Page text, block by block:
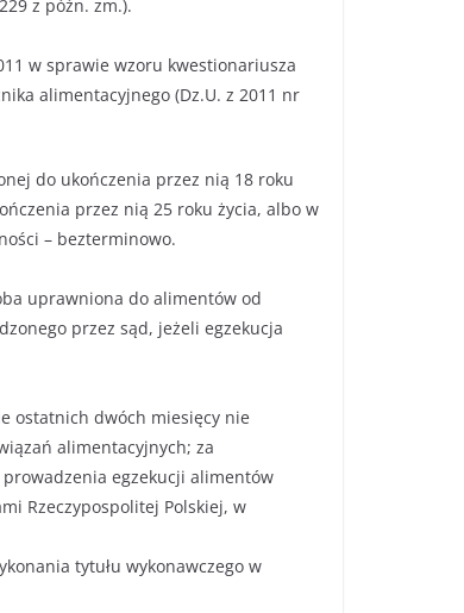
z późn. zm.).
w sprawie wzoru kwestionariusza
alimentacyjnego (Dz.U. z 2011 nr
do ukończenia przez nią 18 roku
przez nią 25 roku życia, albo w
– bezterminowo.
uprawniona do alimentów od
przez sąd, jeżeli egzekucja
ostatnich dwóch miesięcy nie
alimentacyjnych; za
egzekucji alimentów
Rzeczypospolitej Polskiej, w
tytułu wykonawczego w